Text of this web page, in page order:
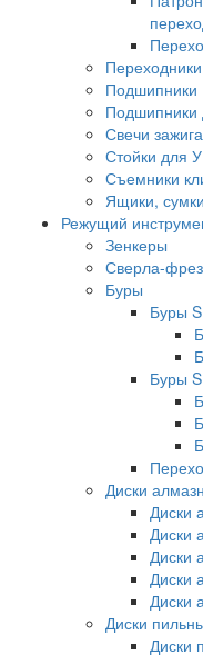
Подшипники
Подшипники
Свечи
Стойки для
Съемники
Ящики,
Режущий
Зенкеры
Сверла-
Буры
Буры
Буры
Диски
Диски
Диски
Диски
Диски
Диски
Диски
Диски